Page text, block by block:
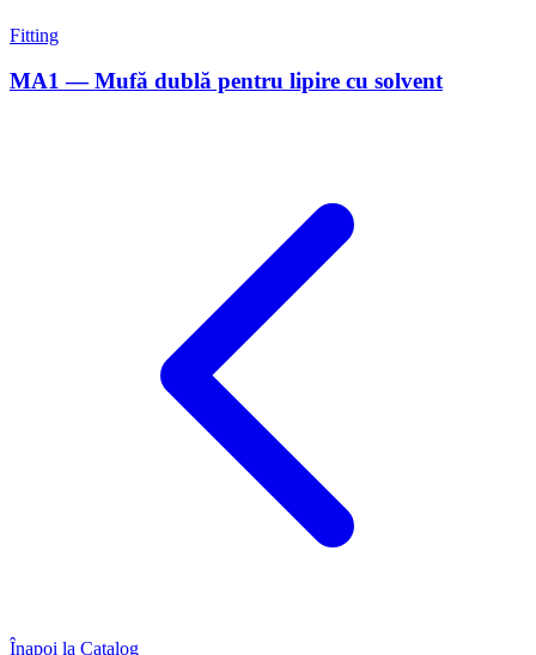
Fitting
MA1 — Mufă dublă pentru lipire cu solvent
Înapoi la Catalog